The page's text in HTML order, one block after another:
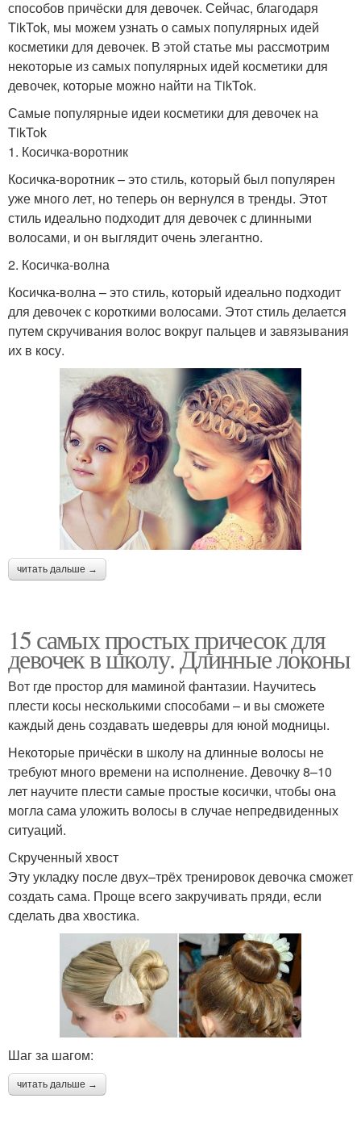
способов причёски для девочек. Сейчас, благодаря
TikTok, мы можем узнать о самых популярных идей
косметики для девочек. В этой статье мы рассмотрим
некоторые из самых популярных идей косметики для
девочек, которые можно найти на TikTok.
Самые популярные идеи косметики для девочек на
TikTok
1. Косичка-воротник
Косичка-воротник – это стиль, который был популярен
уже много лет, но теперь он вернулся в тренды. Этот
стиль идеально подходит для девочек с длинными
волосами, и он выглядит очень элегантно.
2. Косичка-волна
Косичка-волна – это стиль, который идеально подходит
для девочек с короткими волосами. Этот стиль делается
путем скручивания волос вокруг пальцев и завязывания
их в косу.
читать дальше →
15 самых простых причесок для
девочек в школу. Длинные локоны
Вот где простор для маминой фантазии. Научитесь
плести косы несколькими способами – и вы сможете
каждый день создавать шедевры для юной модницы.
Некоторые причёски в школу на длинные волосы не
требуют много времени на исполнение. Девочку 8–10
лет научите плести самые простые косички, чтобы она
могла сама уложить волосы в случае непредвиденных
ситуаций.
Скрученный хвост
Эту укладку после двух–трёх тренировок девочка сможет
создать сама. Проще всего закручивать пряди, если
сделать два хвостика.
Шаг за шагом:
читать дальше →